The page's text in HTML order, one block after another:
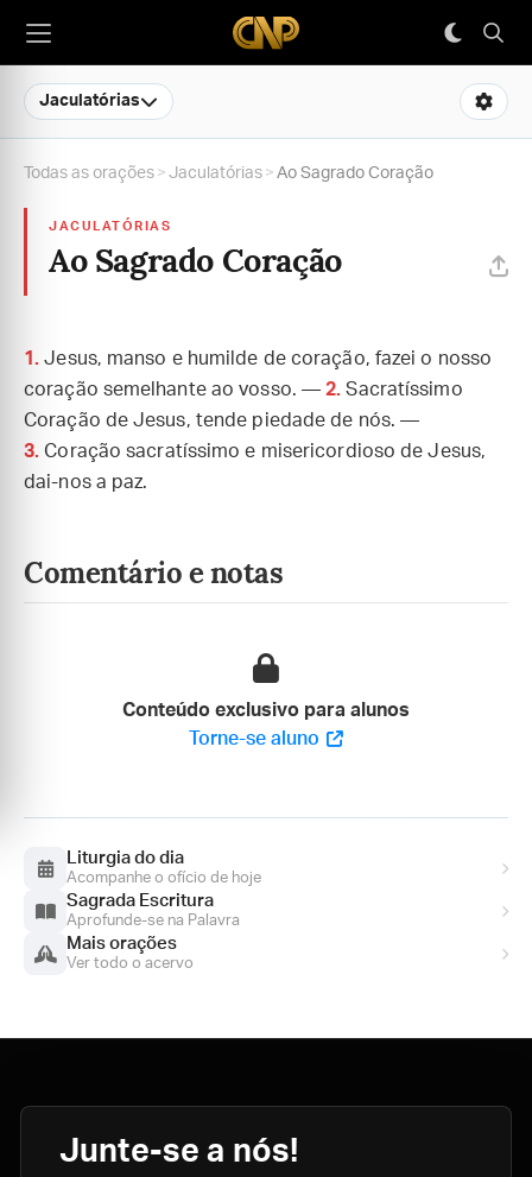
Jaculatórias
Todas as orações > Jaculatórias > Ao Sagrado Coração
JACULATÓRIAS
Ao Sagrado Coração
1. Jesus, manso e humilde de coração, fazei o nosso
coração semelhante ao vosso. —2. Sacratíssimo
Coração de Jesus, tende piedade de nós. —
3. Coração sacratíssimo e misericordioso de Jesus,
dai-nos a paz.
Comentário e notas
Conteúdo exclusivo para alunos
Torne-se aluno
Liturgia do dia
Acompanhe o ofício de hoje
Sagrada Escritura
Aprofunde-se na Palavra
Mais orações
Ver todo o acervo
Junte-se a nós!